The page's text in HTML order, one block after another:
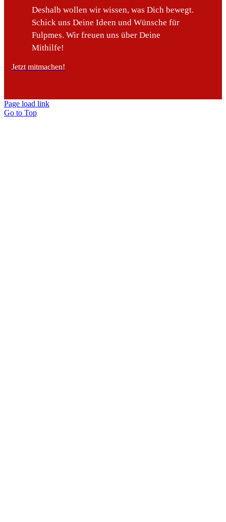
Deshalb wollen wir wissen, was Dich bewegt.
Schick uns Deine Ideen und Wünsche für
Fulpmes. Wir freuen uns über Deine
Mithilfe!
Jetzt mitmachen!
Page load link
Go to Top